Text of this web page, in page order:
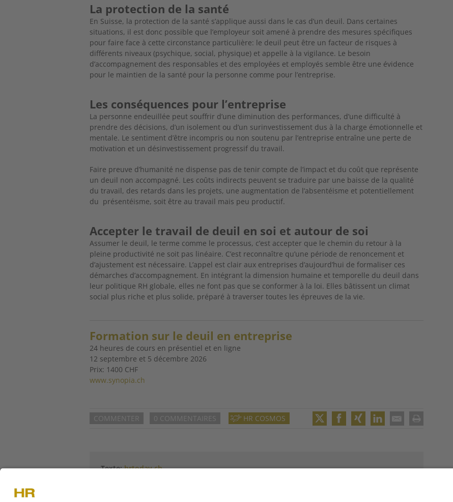
La protection de la santé
En Suisse, la protection de la santé s’applique aussi dans le cas d’un deuil. Dans certaines
situations, il est donc possible que l’employeur soit amené à prendre des mesures spécifiques
pour faire face à cette circonstance particulière: le deuil peut être un facteur de risques à
différents niveaux (psychique, social, physique) et appelle à la vigilance. Le besoin
d’accompagnement des responsables et des employées et employés semble être une évidence
pour le maintien de la santé pour la personne comme pour l’entreprise.
Les conséquences pour l’entreprise
La personne endeuillée peut souffrir d’une diminution des performances, d’une difficulté à
prendre des décisions, d’un isolement ou d’un surinvestissement dus à la charge émotionnelle et
mentale. Le sentiment d’être incompris ou non soutenu par l’entreprise entraîne une perte de
motivation et un désinvestissement progressif du travail.
Faire preuve d’humanité ne dispense pas de tenir compte de l’impact et du coût que représente
un deuil non accompagné. Les coûts indirects peuvent se traduire par une baisse de la qualité
du travail, des retards dans les projets, une augmentation de l’absentéisme et potentiellement
du présentéisme, soit être au travail mais peu productif.
Accepter le travail de deuil en soi et autour de soi
Assumer le deuil, le terme comme le processus, c’est accepter que le chemin du retour à la
pleine productivité ne soit pas linéaire. C’est reconnaître qu’une période de renoncement et
d’ajustement est nécessaire. L’appel est clair aux entreprises d’aujourd’hui de formaliser ces
démarches d’accompagnement. En intégrant la dimension humaine et temporelle du deuil dans
leur politique RH globale, elles ne font pas que se conformer à la loi. Elles bâtissent un climat
social plus riche et plus solide, préparé à traverser toutes les épreuves de la vie.
Formation sur le deuil en entreprise
24 heures de cours en présentiel et en ligne
12 septembre et 5 décembre 2026
Prix: 1400 CHF
www.synopia.ch
COMMENTER 0 COMMENTAIRES HR COSMOS
Texte:hrtoday.ch